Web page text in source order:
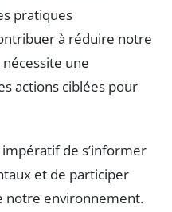
pratiques
à réduire notre
nécessite une
actions ciblées pour
de s’informer
et de participer
notre environnement.